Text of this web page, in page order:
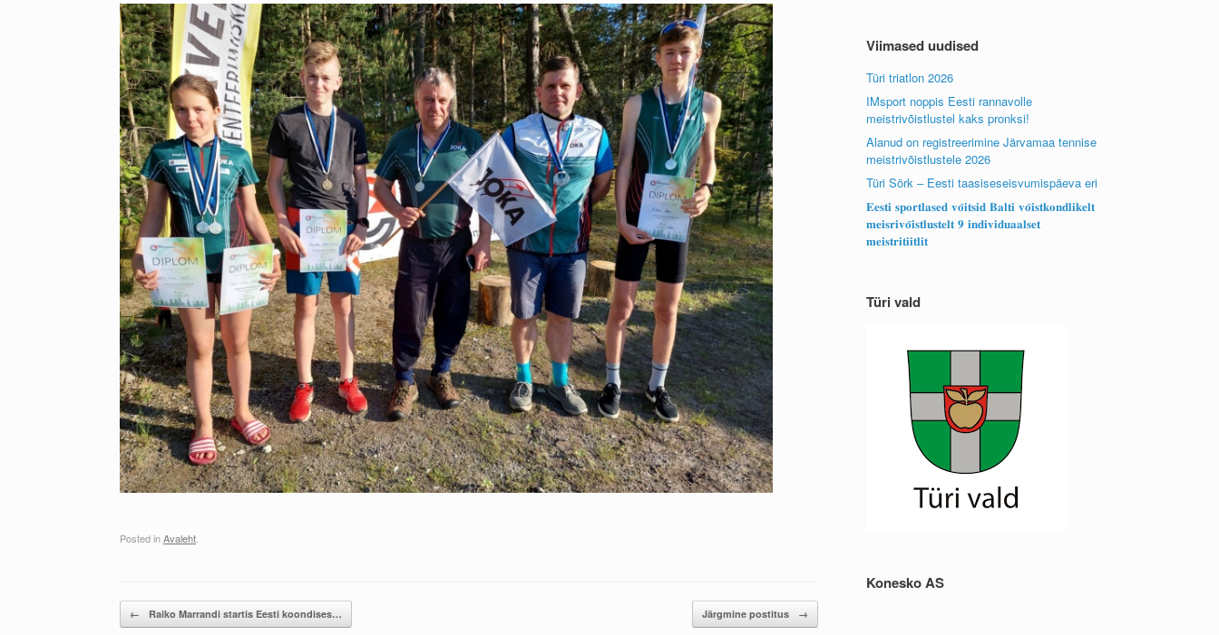
Posted inAvaleht.
Post navigation
← Raiko Marrandi startis Eesti koondises… Järgmine postitus →
Viimased uudised
Türi triatlon 2026
IMsport noppis Eesti rannavolle
meistrivõistlustel kaks pronksi!
Alanud on registreerimine Järvamaa tennise
meistrivõistlustele 2026
Türi Sörk – Eesti taasiseseisvumispäeva eri
𝐄𝐞𝐬𝐭𝐢 𝐬𝐩𝐨𝐫𝐭𝐥𝐚𝐬𝐞𝐝 𝐯𝐨̃𝐢𝐭𝐬𝐢𝐝 𝐁𝐚𝐥𝐭𝐢 𝐯𝐨̃𝐢𝐬𝐭𝐤𝐨𝐧𝐝𝐥𝐢𝐤𝐞𝐥𝐭
𝐦𝐞𝐢𝐬𝐫𝐢𝐯𝐨̃𝐢𝐬𝐭𝐥𝐮𝐬𝐭𝐞𝐥𝐭 𝟗 𝐢𝐧𝐝𝐢𝐯𝐢𝐝𝐮𝐚𝐚𝐥𝐬𝐞𝐭
𝐦𝐞𝐢𝐬𝐭𝐫𝐢𝐭𝐢𝐢𝐭𝐥𝐢𝐭
Türi vald
Konesko AS